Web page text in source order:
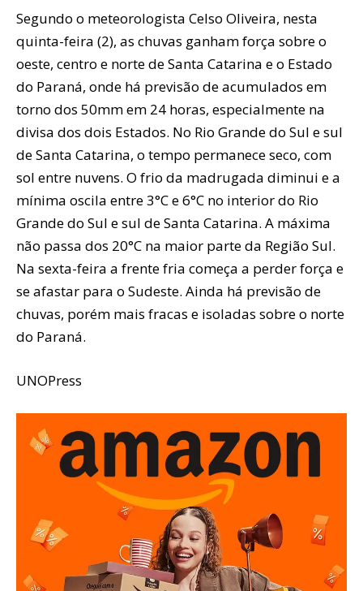
Segundo o meteorologista Celso Oliveira, nesta
quinta-feira (2), as chuvas ganham força sobre o
oeste, centro e norte de Santa Catarina e o Estado
do Paraná, onde há previsão de acumulados em
torno dos 50mm em 24 horas, especialmente na
divisa dos dois Estados. No Rio Grande do Sul e sul
de Santa Catarina, o tempo permanece seco, com
sol entre nuvens. O frio da madrugada diminui e a
mínima oscila entre 3°C e 6°C no interior do Rio
Grande do Sul e sul de Santa Catarina. A máxima
não passa dos 20°C na maior parte da Região Sul.
Na sexta-feira a frente fria começa a perder força e
se afastar para o Sudeste. Ainda há previsão de
chuvas, porém mais fracas e isoladas sobre o norte
do Paraná.
UNOPress